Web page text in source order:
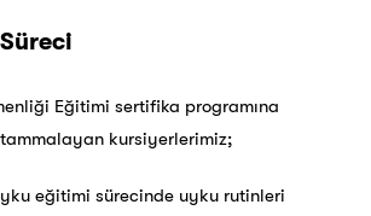
Eğitimi sertifika programına
kursiyerlerimiz;
eğitimi sürecinde uyku rutinleri